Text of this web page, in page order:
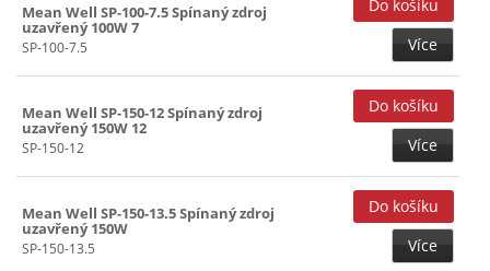
Mean Well SP-100-7.5 Spínaný zdroj
uzavřený 100W 7
SP-100-7.5 Více
Mean Well SP-150-12 Spínaný zdroj
uzavřený 150W 12
SP-150-12 Více
Mean Well SP-150-13.5 Spínaný zdroj
uzavřený 150W
SP-150-13.5 Více